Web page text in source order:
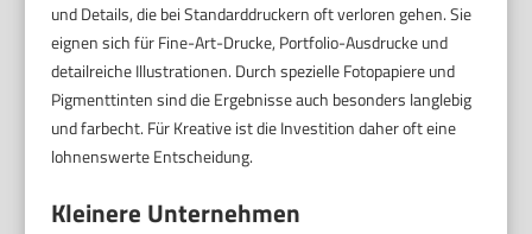
und Details, die bei Standarddruckern oft verloren gehen. Sie
eignen sich für Fine-Art-Drucke, Portfolio-Ausdrucke und
detailreiche Illustrationen. Durch spezielle Fotopapiere und
Pigmenttinten sind die Ergebnisse auch besonders langlebig
und farbecht. Für Kreative ist die Investition daher oft eine
lohnenswerte Entscheidung.
Kleinere Unternehmen